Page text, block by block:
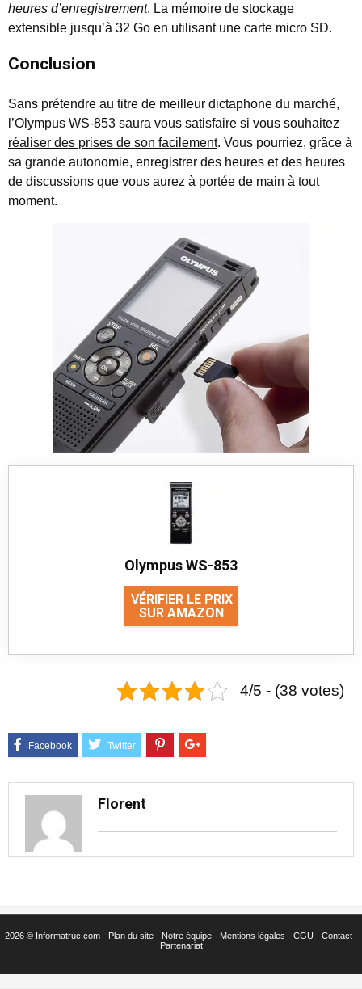
heures d’enregistrement. La mémoire de stockage
extensible jusqu’à 32 Go en utilisant une carte micro SD.
Conclusion
Sans prétendre au titre de meilleur dictaphone du marché,
l’Olympus WS-853 saura vous satisfaire si vous souhaitez
réaliser des prises de son facilement. Vous pourriez, grâce à
sa grande autonomie, enregistrer des heures et des heures
de discussions que vous aurez à portée de main à tout
moment.
Olympus WS-853
VÉRIFIER LE PRIX
SUR AMAZON
4/5 - (38 votes)
Florent
2026 © Informatruc.com - Plan du site- Notre équipe- Mentions légales - CGU - Contact-
Partenariat